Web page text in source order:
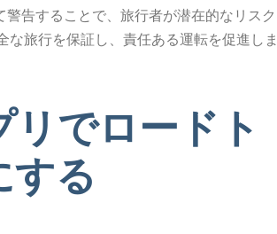
告することで、旅行者が潜在的なリスク
旅行を保証し、責任ある運転を促進しま
でロードト
する